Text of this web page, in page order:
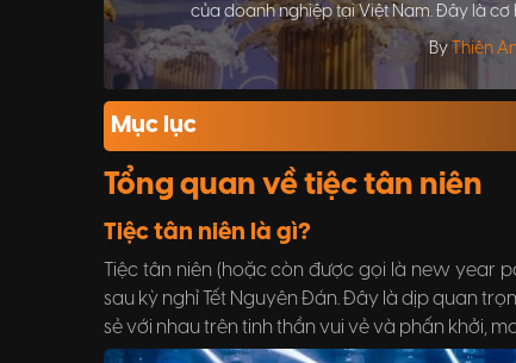
của doanh nghiệp tại Việt Nam. Đây là
vui tươi và tái tạo lại năng
ByThiên
Mục lục
Tổng quan về tiệc tân niên
Tiệc tân niên là gì?
Tiệc tân niên (hoặc còn được gọi là new year
sau kỳ nghỉ Tết Nguyên Đán. Đây là dịp quan
sẻ với nhau trên tinh thần vui vẻ và phấn khởi,